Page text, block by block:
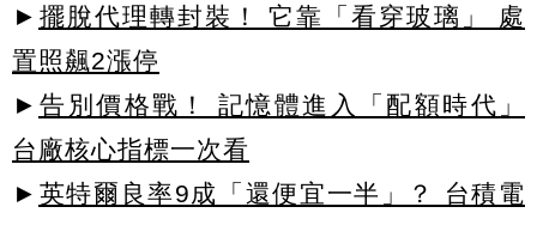
► 擺脫代理轉封裝！ 它靠「看穿玻璃」 處
置照飆2漲停
► 告別價格戰！ 記憶體進入「配額時代」
台廠核心指標一次看
► 英特爾良率9成「還便宜一半」？ 台積電